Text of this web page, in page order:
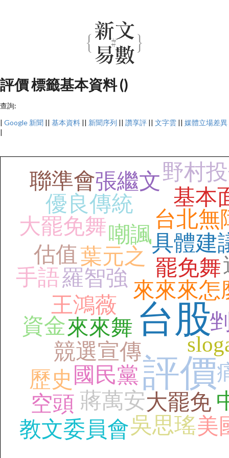
評價 標籤基本資料 ()
查詢:
| Google 新聞 || 基本資料 || 新聞序列 || 讚享評 || 文字雲 || 媒體立場差異
|
台股
評價
來來來怎
葉元之
來來舞
嘲諷
罷免舞
王鴻薇
羅智強
大罷免
競選宣傳
國民黨
大罷免舞
蔣萬安
吳思瑤
教文委員會
優良傳統
具體建
台北無
歷史
資金
基本
美
張繼文野村
聯準會
估值
空頭
手語